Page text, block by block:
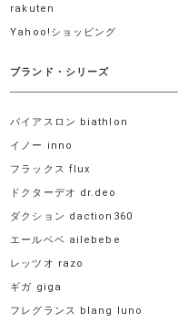
rakuten
Yahoo!ショッピング
ブランド・シリーズ
バイアスロン biathlon
イノー inno
フラックス flux
ドクターデオ dr.deo
ダクション daction360
エールベベ ailebebe
レッツオ razo
ギガ giga
フレグランス blang luno